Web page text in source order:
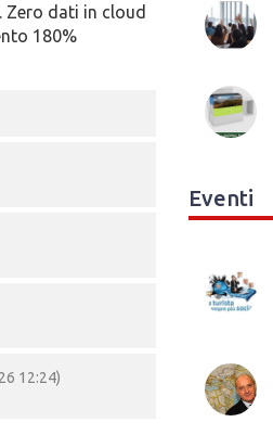
Zero dati in cloud
180%
12:24)
Eventi